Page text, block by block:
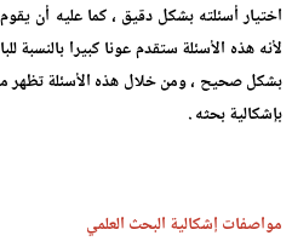
اختيار أسئلته بشكل دقيق ، كما عليه أن
لأنه هذه الأسئلة ستقدم عونا كبيرا
بشكل صحيح ، ومن خلال هذه الأسئلة تظهر
بإشكالية بحثه .
مواصفات إشكالية البحث العلمي